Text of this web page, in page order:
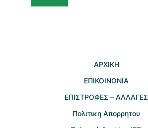
AΡΧΙΚΗ
ΕΠΙΚΟΙΝΩΝΙΑ
EΠΙΣΤΡΟΦΕΣ – ΑΛΛΑΓΕΣ
Πολιτικη Απορρητου